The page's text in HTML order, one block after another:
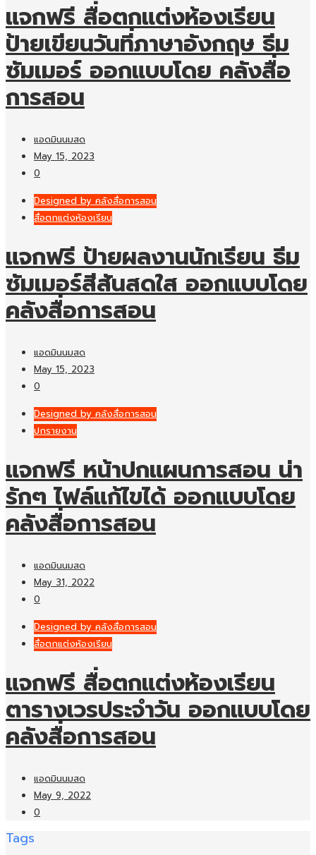
แจกฟรี สื่อตกแต่งห้องเรียน
ป้ายเขียนวันที่ภาษาอังกฤษ ธีม
ซัมเมอร์ ออกแบบโดย คลังสื่อ
การสอน
แอดมินนมสด
May 15, 2023
0
Designed by คลังสื่อการสอน
สื่อตกแต่งห้องเรียน
แจกฟรี ป้ายผลงานนักเรียน ธีม
ซัมเมอร์สีสันสดใส ออกแบบโดย
คลังสื่อการสอน
แอดมินนมสด
May 15, 2023
0
Designed by คลังสื่อการสอน
ปกรายงาน
แจกฟรี หน้าปกแผนการสอน น่า
รักๆ ไฟล์แก้ไขได้ ออกแบบโดย
คลังสื่อการสอน
แอดมินนมสด
May 31, 2022
0
Designed by คลังสื่อการสอน
สื่อตกแต่งห้องเรียน
แจกฟรี สื่อตกแต่งห้องเรียน
ตารางเวรประจำวัน ออกแบบโดย
คลังสื่อการสอน
แอดมินนมสด
May 9, 2022
0
Tags